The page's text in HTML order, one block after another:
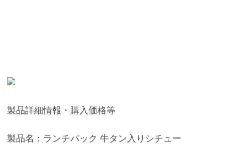
製品詳細情報・購入価格等
製品名：ランチパック 牛タン入りシチュー